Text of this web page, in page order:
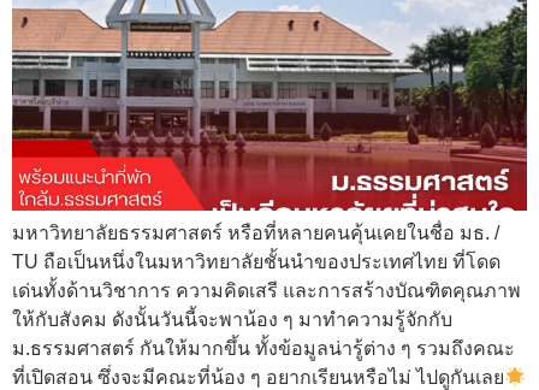
มหาวิทยาลัยธรรมศาสตร์ หรือที่หลายคนคุ้นเคยในชื่อ มธ. /
TU ถือเป็นหนึ่งในมหาวิทยาลัยชั้นนำของประเทศไทย ที่โดด
เด่นทั้งด้านวิชาการ ความคิดเสรี และการสร้างบัณฑิตคุณภาพ
ให้กับสังคม ดังนั้นวันนี้จะพาน้อง ๆ มาทำความรู้จักกับ
ม.ธรรมศาสตร์ กันให้มากขึ้น ทั้งข้อมูลน่ารู้ต่าง ๆ รวมถึงคณะ
ที่เปิดสอน ซึ่งจะมีคณะที่น้อง ๆ อยากเรียนหรือไม่ ไปดูกันเลย